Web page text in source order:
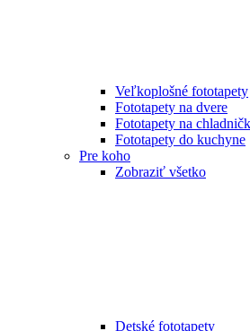
Veľkoplošné fototapety
Fototapety na dvere
Fototapety na
Fototapety do kuchyne
Pre koho
Zobraziť všetko
Detské fototapety